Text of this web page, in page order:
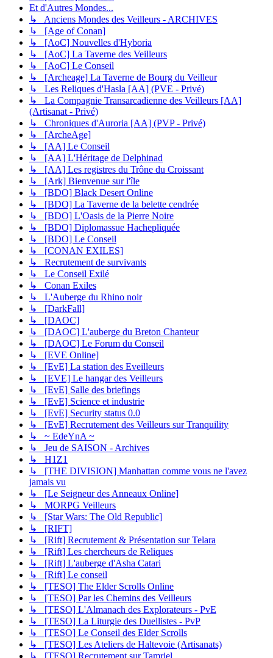
Et d'Autres Mondes...
↳ Anciens Mondes des Veilleurs - ARCHIVES
↳ [Age of Conan]
↳ [AoC] Nouvelles d'Hyboria
↳ [AoC] La Taverne des Veilleurs
↳ [AoC] Le Conseil
↳ [Archeage] La Taverne de Bourg du Veilleur
↳ Les Reliques d'Hasla [AA] (PVE - Privé)
↳ La Compagnie Transarcadienne des Veilleurs [AA]
(Artisanat - Privé)
↳ Chroniques d'Auroria [AA] (PVP - Privé)
↳ [ArcheAge]
↳ [AA] Le Conseil
↳ [AA] L'Héritage de Delphinad
↳ [AA] Les registres du Trône du Croissant
↳ [Ark] Bienvenue sur l'île
↳ [BDO] Black Desert Online
↳ [BDO] La Taverne de la belette cendrée
↳ [BDO] L'Oasis de la Pierre Noire
↳ [BDO] Diplomassue Hachepliquée
↳ [BDO] Le Conseil
↳ [CONAN EXILES]
↳ Recrutement de survivants
↳ Le Conseil Exilé
↳ Conan Exiles
↳ L'Auberge du Rhino noir
↳ [DarkFall]
↳ [DAOC]
↳ [DAOC] L'auberge du Breton Chanteur
↳ [DAOC] Le Forum du Conseil
↳ [EVE Online]
↳ [EvE] La station des Eveilleurs
↳ [EVE] Le hangar des Veilleurs
↳ [EvE] Salle des briefings
↳ [EvE] Science et industrie
↳ [EvE] Security status 0.0
↳ [EvE] Recrutement des Veilleurs sur Tranquility
↳ ~ EdeYnA ~
↳ Jeu de SAISON - Archives
↳ H1Z1
↳ [THE DIVISION] Manhattan comme vous ne l'avez
jamais vu
↳ [Le Seigneur des Anneaux Online]
↳ MORPG Veilleurs
↳ [Star Wars: The Old Republic]
↳ [RIFT]
↳ [Rift] Recrutement & Présentation sur Telara
↳ [Rift] Les chercheurs de Reliques
↳ [Rift] L'auberge d'Asha Catari
↳ [Rift] Le conseil
↳ [TESO] The Elder Scrolls Online
↳ [TESO] Par les Chemins des Veilleurs
↳ [TESO] L'Almanach des Explorateurs - PvE
↳ [TESO] La Liturgie des Duellistes - PvP
↳ [TESO] Le Conseil des Elder Scrolls
↳ [TESO] Les Ateliers de Haltevoie (Artisanats)